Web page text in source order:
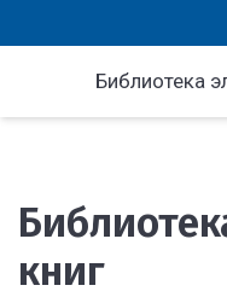
Библиотека
книг